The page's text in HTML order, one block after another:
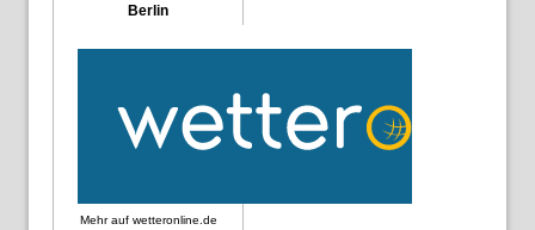
Berlin
Mehr auf wetteronline.de